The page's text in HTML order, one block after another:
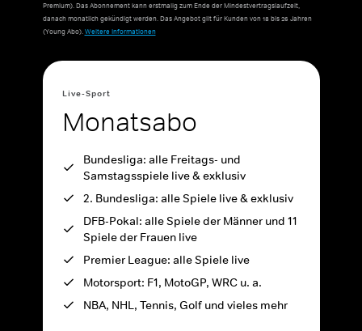
Premium). Das Abonnement kann erstmalig zum Ende der Mindestvertragslaufzeit,
danach monatlich gekündigt werden. Das Angebot gilt für Kunden von 18 bis 26 Jahren
(Young Abo).Weitere Informationen
Live-Sport
Monatsabo
Bundesliga: alle Freitags- und
Samstagsspiele live & exklusiv
2. Bundesliga: alle Spiele live & exklusiv
DFB-Pokal: alle Spiele der Männer und 11
Spiele der Frauen live
Premier League: alle Spiele live
Motorsport: F1, MotoGP, WRC u. a.
NBA, NHL, Tennis, Golf und vieles mehr